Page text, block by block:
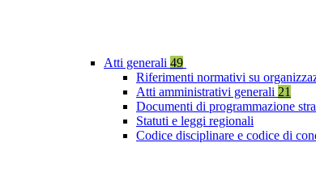
Atti generali 49
Riferimenti normativi su
Atti amministrativi generali 21
Documenti di programmazione
Statuti e leggi regionali
Codice disciplinare e codice di